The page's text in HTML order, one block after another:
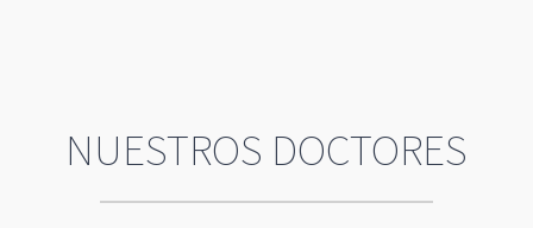
NUESTROS DOCTORES